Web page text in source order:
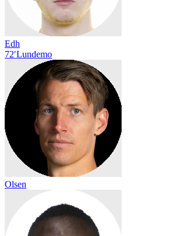
Edh
72′Lundemo
Olsen